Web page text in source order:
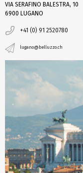
VIA SERAFINO BALESTRA, 10
6900 LUGANO
+41 (0) 91 2520780
lugano@belluzzo.ch